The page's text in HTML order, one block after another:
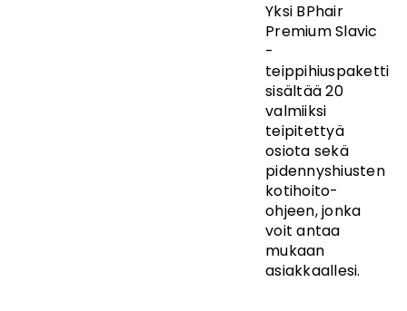
Yksi BPhair
Premium Slavic
-
teippihiuspaketti
sisältää 20
valmiiksi
teipitettyä
osiota sekä
pidennyshiusten
kotihoito-
ohjeen, jonka
voit antaa
mukaan
asiakkaallesi.